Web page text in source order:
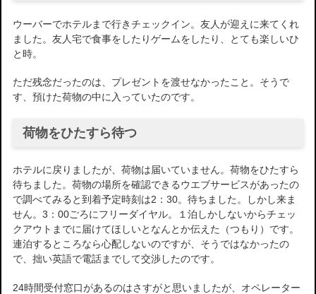
ウーバーでホテルまで行きチェックイン。友人が迎えに来てくれ
ました。友人宅で食事をしたりゲームをしたり、とても楽しいひ
と時。
ただ残念だったのは、プレゼントを渡せなかったこと。そうで
す、預けた荷物の中に入っていたのです。
荷物をひたすら待つ
ホテルに戻りましたが、荷物は届いていません。荷物をひたすら
待ちました。荷物の場所を確認できるウエブサービスがあったの
で調べてみると到着予定時刻は2：30。待ちました。しかし来ま
せん。3：00ごろにフリーダイヤル。１泊しかしないからチェッ
クアウトまでに届けてほしいとなんとか伝えた（つもり）です。
連泊するところなら心配しないのですが、そうではなかったの
で、拙い英語で電話までして交渉したのです。
24時間受付窓口があるのはさすがと思いましたが、オペレーター